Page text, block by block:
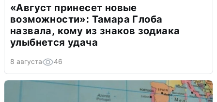
«Август принесет новые
возможности»: Тамара Глоба
назвала, кому из знаков зодиака
улыбнется удача
8 августа 46